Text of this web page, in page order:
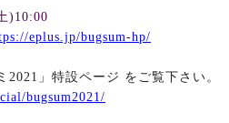
)10:00
eplus.jp/bugsum-hp/
2021 」特設ページ をご覧下さい。
bugsum2021/